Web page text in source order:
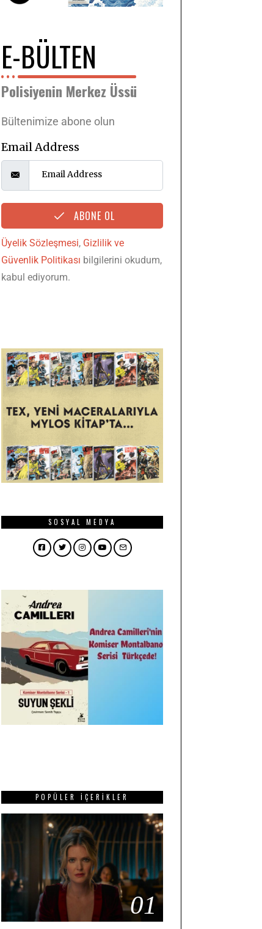
E-BÜLTEN
Polisiyenin Merkez Üssü
Bültenimize abone olun
Email Address
ABONE OL
Üyelik Sözleşmesi, Gizlilik ve
Güvenlik Politikası bilgilerini okudum,
kabul ediyorum.
SOSYAL MEDYA
Facebook
TwitterInstagram
YouTube
Email
POPÜLER İÇERIKLER
01